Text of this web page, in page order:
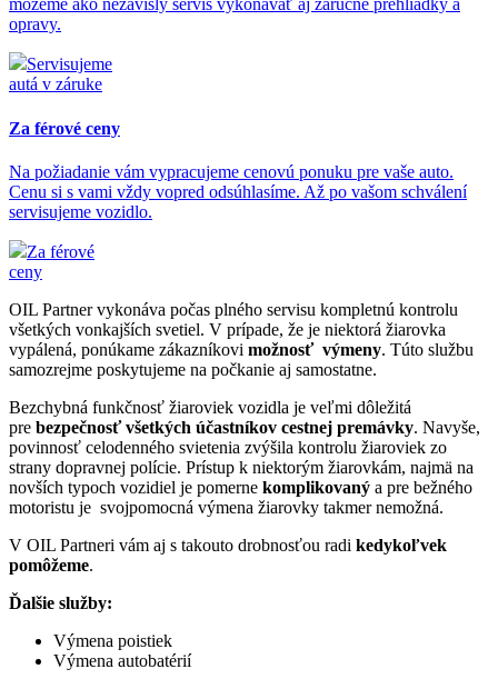
môžeme ako nezávislý servis vykonávať aj záručné prehliadky a
opravy.
Servisujeme
autá v záruke
Za férové ceny
Na požiadanie vám vypracujeme cenovú ponuku pre vaše auto.
Cenu si s vami vždy vopred odsúhlasíme. Až po vašom schválení
servisujeme vozidlo.
Za férové
ceny
OIL Partner vykonáva počas plného servisu kompletnú kontrolu
všetkých vonkajších svetiel. V prípade, že je niektorá žiarovka
vypálená, ponúkame zákazníkovi možnosť výmeny. Túto službu
samozrejme poskytujeme na počkanie aj samostatne.
Bezchybná funkčnosť žiaroviek vozidla je veľmi dôležitá
pre bezpečnosť všetkých účastníkov cestnej premávky. Navyše,
povinnosť celodenného svietenia zvýšila kontrolu žiaroviek zo
strany dopravnej polície. Prístup k niektorým žiarovkám, najmä na
novších typoch vozidiel je pomerne komplikovaný a pre bežného
motoristu je svojpomocná výmena žiarovky takmer nemožná.
V OIL Partneri vám aj s takouto drobnosťou radi kedykoľvek
pomôžeme.
Ďalšie služby:
Výmena poistiek
Výmena autobatérií